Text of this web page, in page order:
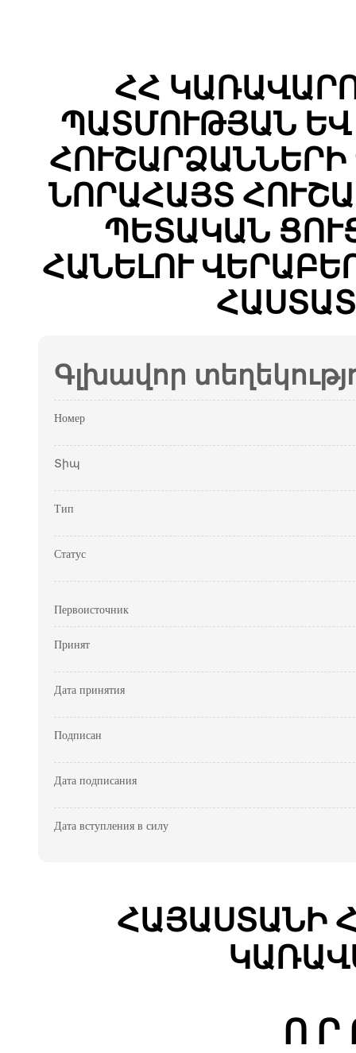
ՀՀ
ՊԱՏՄՈՒԹՅԱՆ
ՆՈՐԱՀԱՅՏ
ՊԵՏԱԿԱՆ
ՀԱՆԵԼՈՒ
Գլխավոր
Номер
Տիպ
Тип
Статус
Первоисточник
Принят
Дата принятия
Подписан
Дата подписания
Дата вступления в силу
ՀԱՅԱՍՏԱՆԻ
Ո Ր